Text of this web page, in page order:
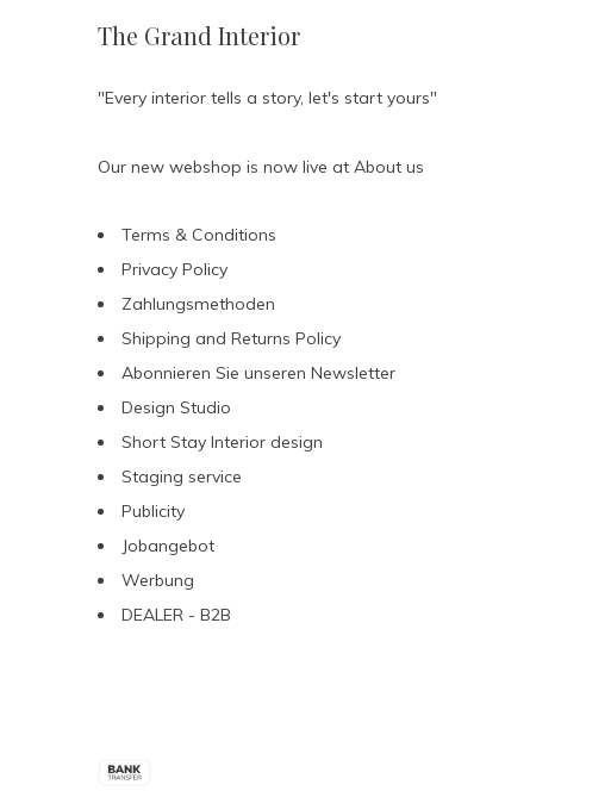
The Grand Interior
"Every interior tells a story, let's start yours"
Our new webshop is now live at About us
Terms & Conditions
Privacy Policy
Zahlungsmethoden
Shipping and Returns Policy
Abonnieren Sie unseren Newsletter
Design Studio
Short Stay Interior design
Staging service
Publicity
Jobangebot
Werbung
DEALER - B2B